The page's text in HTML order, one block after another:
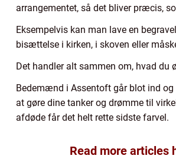
arrangementet, så det bliver præcis,
Eksempelvis kan man lave en
bisættelse i kirken, i skoven eller
Det handler alt sammen om, hvad du
Bedemænd i Assentoft går blot ind
at gøre dine tanker og drømme til
afdøde får det helt rette sidste farvel.
Read more articles